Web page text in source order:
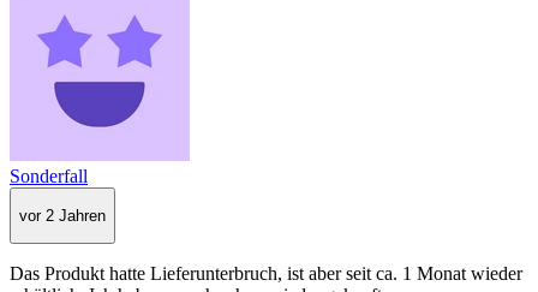
Sonderfall
vor 2 Jahren
Das Produkt hatte Lieferunterbruch, ist aber seit ca. 1 Monat wieder